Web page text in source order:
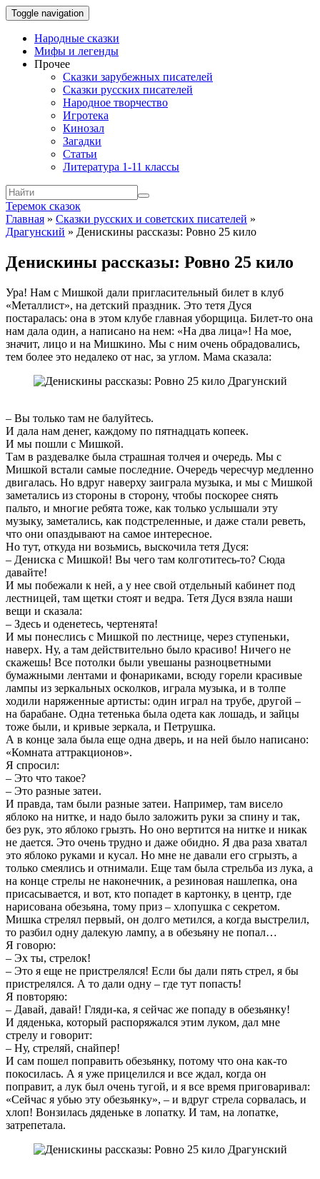
Toggle navigation
Народные сказки
Мифы и легенды
Прочее
Сказки зарубежных писателей
Сказки русских писателей
Народное творчество
Игротека
Кинозал
Загадки
Статьи
Литература 1-11 классы
Теремок сказок
Главная » Сказки русских и советских писателей »
Драгунский » Денискины рассказы: Ровно 25 кило
Денискины рассказы: Ровно 25 кило
Ура! Нам с Мишкой дали пригласительный билет в клуб
«Металлист», на детский праздник. Это тетя Дуся
постаралась: она в этом клубе главная уборщица. Билет-то она
нам дала один, а написано на нем: «На два лица»! На мое,
значит, лицо и на Мишкино. Мы с ним очень обрадовались,
тем более это недалеко от нас, за углом. Мама сказала:
– Вы только там не балуйтесь.
И дала нам денег, каждому по пятнадцать копеек.
И мы пошли с Мишкой.
Там в раздевалке была страшная толчея и очередь. Мы с
Мишкой встали самые последние. Очередь чересчур медленно
двигалась. Но вдруг наверху заиграла музыка, и мы с Мишкой
заметались из стороны в сторону, чтобы поскорее снять
пальто, и многие ребята тоже, как только услышали эту
музыку, заметались, как подстреленные, и даже стали реветь,
что они опаздывают на самое интересное.
Но тут, откуда ни возьмись, выскочила тетя Дуся:
– Дениска с Мишкой! Вы чего там колготитесь-то? Сюда
давайте!
И мы побежали к ней, а у нее свой отдельный кабинет под
лестницей, там щетки стоят и ведра. Тетя Дуся взяла наши
вещи и сказала:
– Здесь и оденетесь, чертенята!
И мы понеслись с Мишкой по лестнице, через ступеньки,
наверх. Ну, а там действительно было красиво! Ничего не
скажешь! Все потолки были увешаны разноцветными
бумажными лентами и фонариками, всюду горели красивые
лампы из зеркальных осколков, играла музыка, и в толпе
ходили наряженные артисты: один играл на трубе, другой –
на барабане. Одна тетенька была одета как лошадь, и зайцы
тоже были, и кривые зеркала, и Петрушка.
А в конце зала была еще одна дверь, и на ней было написано:
«Комната аттракционов».
Я спросил:
– Это что такое?
– Это разные затеи.
И правда, там были разные затеи. Например, там висело
яблоко на нитке, и надо было заложить руки за спину и так,
без рук, это яблоко грызть. Но оно вертится на нитке и никак
не дается. Это очень трудно и даже обидно. Я два раза хватал
это яблоко руками и кусал. Но мне не давали его сгрызть, а
только смеялись и отнимали. Еще там была стрельба из лука, а
на конце стрелы не наконечник, а резиновая нашлепка, она
присасывается, и вот, кто попадет в картонку, в центр, где
нарисована обезьяна, тому приз – хлопушка с секретом.
Мишка стрелял первый, он долго метился, а когда выстрелил,
то разбил одну далекую лампу, а в обезьяну не попал…
Я говорю:
– Эх ты, стрелок!
– Это я еще не пристрелялся! Если бы дали пять стрел, я бы
пристрелялся. А то дали одну – где тут попасть!
Я повторяю:
– Давай, давай! Гляди-ка, я сейчас же попаду в обезьянку!
И дяденька, который распоряжался этим луком, дал мне
стрелу и говорит:
– Ну, стреляй, снайпер!
И сам пошел поправить обезьянку, потому что она как-то
покосилась. А я уже прицелился и все ждал, когда он
поправит, а лук был очень тугой, и я все время приговаривал:
«Сейчас я убью эту обезьянку», – и вдруг стрела сорвалась, и
хлоп! Вонзилась дяденьке в лопатку. И там, на лопатке,
затрепетала.